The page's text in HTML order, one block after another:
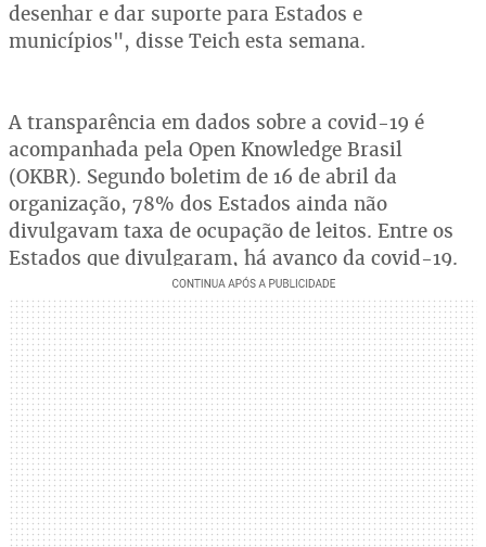
desenhar e dar suporte para Estados e
municípios", disse Teich esta semana.
A transparência em dados sobre a covid-19 é
acompanhada pela Open Knowledge Brasil
(OKBR). Segundo boletim de 16 de abril da
organização, 78% dos Estados ainda não
divulgavam taxa de ocupação de leitos. Entre os
Estados que divulgaram, há avanço da covid-19.